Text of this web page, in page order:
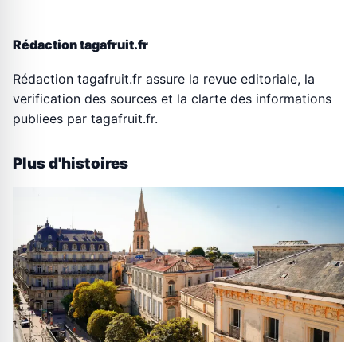
Rédaction tagafruit.fr
Rédaction tagafruit.fr assure la revue editoriale, la
verification des sources et la clarte des informations
publiees par tagafruit.fr.
Plus d'histoires